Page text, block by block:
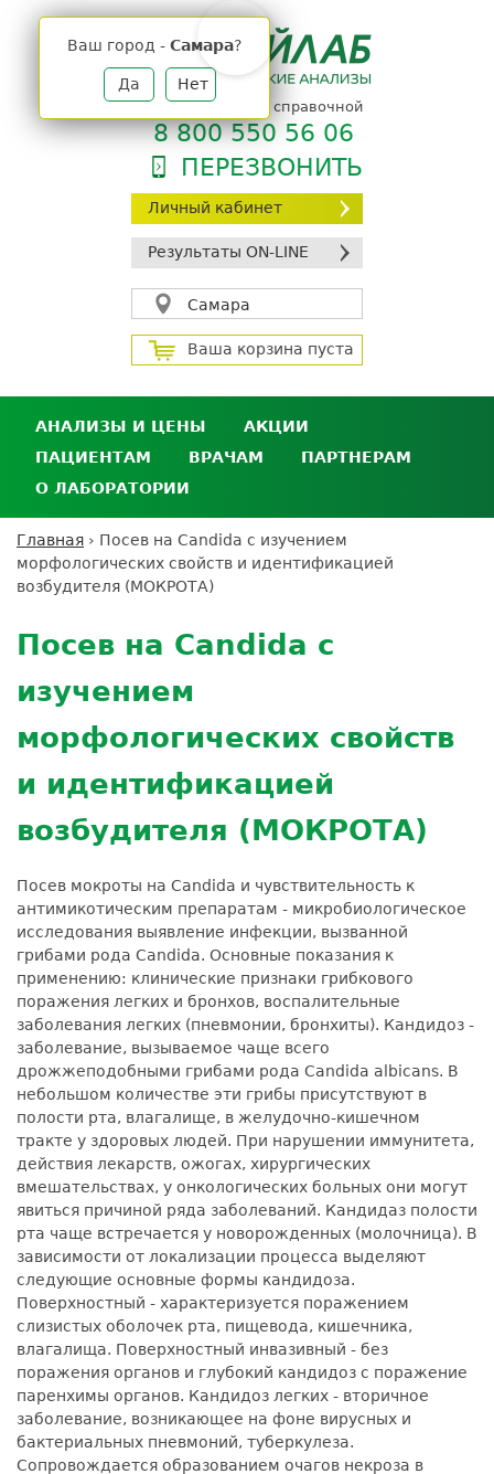
Личный кабинет
Результаты ON-LINE
Самара
Ваш город - Самара?
Да Нет
Ваша корзина пуста
телефон единой справочной
8 800 550 56 06
ПЕРЕЗВОНИТЬ
АНАЛИЗЫ И ЦЕНЫ
Анализы и цены
Где сдать анализы
Выезд на дом
Подготовка к анализам
АКЦИИ
ПАЦИЕНТАМ
Личный кабинет пациента
Дисконтная программа
ДМС
Обратная связь
Усиление профилактических мер для
безопасности пациентов
Налоговый вычет
ВРАЧАМ
Сотрудничество
Экскурсия в
лабораторию
ПАРТНЕРАМ
кабинет
партнёра
лабораторию
О ЛАБОРАТОРИИ
Контроль качества
Вакансии
Вы
здесь
Главная › Посев на Candida с изучением
морфологических свойств и идентификацией
возбудителя (МОКРОТА)
to
top
Посев на Candida с
изучением
морфологических свойств
и идентификацией
возбудителя (МОКРОТА)
Посев мокроты на Candida и чувствительность к
антимикотическим препаратам - микробиологическое
исследования выявление инфекции, вызванной
грибами рода Candida. Основные показания к
применению: клинические признаки грибкового
поражения легких и бронхов, воспалительные
заболевания легких (пневмонии, бронхиты). Кандидоз -
заболевание, вызываемое чаще всего
дрожжеподобными грибами рода Candida albicans. В
небольшом количестве эти грибы присутствуют в
полости рта, влагалище, в желудочно-кишечном
тракте у здоровых людей. При нарушении иммунитета,
действия лекарств, ожогах, хирургических
вмешательствах, у онкологических больных они могут
явиться причиной ряда заболеваний. Кандидаз полости
рта чаще встречается у новорожденных (молочница). В
зависимости от локализации процесса выделяют
следующие основные формы кандидоза.
Поверхностный - характеризуется поражением
слизистых оболочек рта, пищевода, кишечника,
влагалища. Поверхностный инвазивный - без
поражения органов и глубокий кандидоз с поражение
паренхимы органов. Кандидоз легких - вторичное
заболевание, возникающее на фоне вирусных и
бактериальных пневмоний, туберкулеза.
Сопровождается образованием очагов некроза в